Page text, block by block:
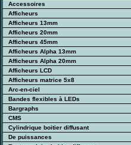
Accessoires
Afficheurs
Afficheurs 13mm
Afficheurs 20mm
Afficheurs 45mm
Afficheurs Alpha 13mm
Afficheurs Alpha 20mm
Afficheurs LCD
Afficheurs matrice 5x8
Arc-en-ciel
Bandes flexibles à LEDs
Bargraphs
CMS
Cylindrique boitier diffusant
De puissances